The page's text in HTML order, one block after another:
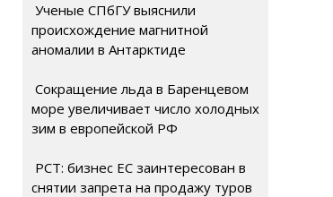
Ученые СПбГУ выяснили
происхождение магнитной
аномалии в Антарктиде
Сокращение льда в Баренцевом
море увеличивает число холодных
зим в европейской РФ
РСТ: бизнес ЕС заинтересован в
снятии запрета на продажу туров